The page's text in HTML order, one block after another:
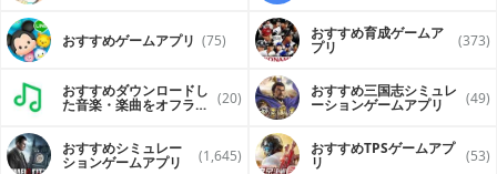
おすすめゲームアプリ (75) おすすめ育成ゲームア
プリ (373)
おすすめダウンロードし
た音楽・楽曲をオフライ (20) おすすめ三国志シミュレ
ーションゲームアプリ (49)
おすすめシミュレー
ションゲームアプリ (1,645) おすすめTPSゲームアプ
リ (53)